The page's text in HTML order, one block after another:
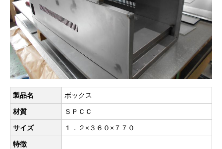
製品名 ボックス
材質 ＳＰＣＣ
サイズ １．２×３６０×７７０
特徴